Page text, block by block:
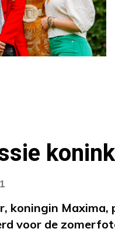
koningin Maxima,
voor de